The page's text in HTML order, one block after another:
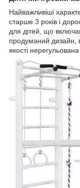
Найважливіші
старше 3 років і
для дітей, що
продуманий дизайн,
якості